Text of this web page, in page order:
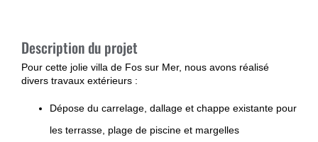
Description du projet
Pour cette jolie villa de Fos sur Mer, nous avons réalisé
divers travaux extérieurs :
Dépose du carrelage, dallage et chappe existante pour
les terrasse, plage de piscine et margelles